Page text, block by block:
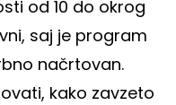
od 10 do okrog
saj je program
načrtovan.
kako zavzeto